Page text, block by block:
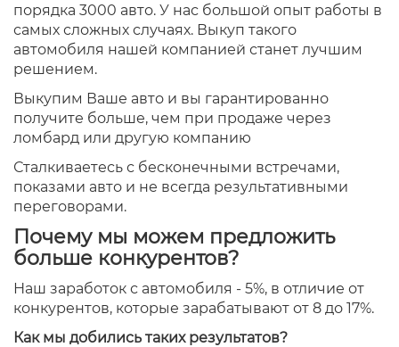
порядка 3000 авто. У нас большой опыт работы в
самых сложных случаях. Выкуп такого
автомобиля нашей компанией станет лучшим
решением.
Выкупим Ваше авто и вы гарантированно
получите больше, чем при продаже через
ломбард или другую компанию
Сталкиваетесь с бесконечными встречами,
показами авто и не всегда результативными
переговорами.
Почему мы можем предложить
больше конкурентов?
Наш заработок с автомобиля - 5%, в отличие от
конкурентов, которые зарабатывают от 8 до 17%.
Как мы добились таких результатов?